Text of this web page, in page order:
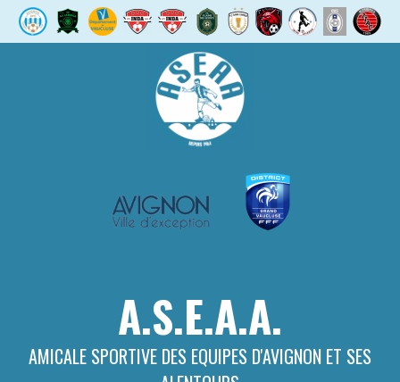
A.S.E.A.A.
AMICALE SPORTIVE DES EQUIPES D'AVIGNON ET SES